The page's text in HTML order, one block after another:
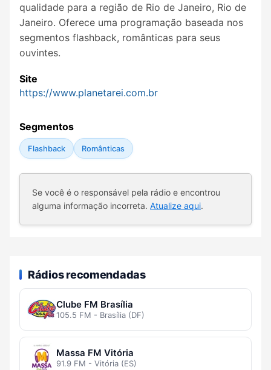
qualidade para a região de Rio de Janeiro, Rio de
Janeiro. Oferece uma programação baseada nos
segmentos flashback, românticas para seus
ouvintes.
Site
https://www.planetarei.com.br
Segmentos
Flashback Românticas
Se você é o responsável pela rádio e encontrou
alguma informação incorreta. Atualize aqui.
Rádios recomendadas
Clube FM Brasília
105.5 FM - Brasília (DF)
Massa FM Vitória
91.9 FM - Vitória (ES)